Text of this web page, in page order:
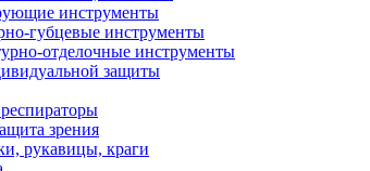
инструменты
губцевые инструменты
отделочные инструменты
защиты
зрения
рукавицы, краги